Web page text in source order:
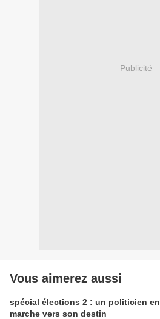
Publicité
Vous aimerez aussi
spécial élections 2 : un politicien en
marche vers son destin